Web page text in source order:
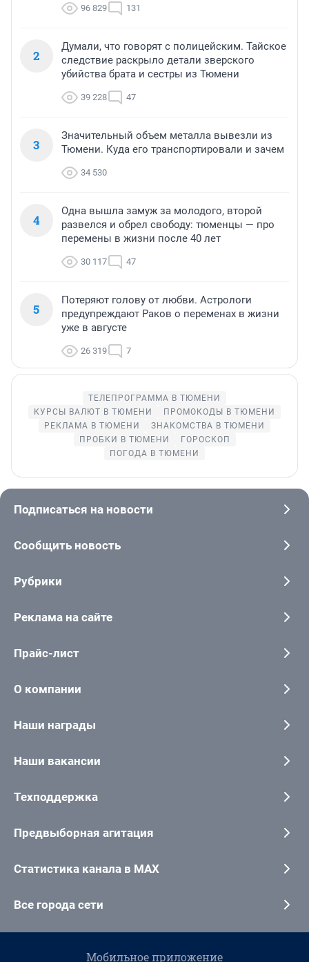
96 829 131
2
Думали, что говорят с полицейским. Тайское
следствие раскрыло детали зверского
убийства брата и сестры из Тюмени
39 228 47
3
Значительный объем металла вывезли из
Тюмени. Куда его транспортировали и зачем
34 530
4
Одна вышла замуж за молодого, второй
развелся и обрел свободу: тюменцы — про
перемены в жизни после 40 лет
30 117 47
5
Потеряют голову от любви. Астрологи
предупреждают Раков о переменах в жизни
уже в августе
26 319 7
ТЕЛЕПРОГРАММА В ТЮМЕНИ
КУРСЫ ВАЛЮТ В ТЮМЕНИ
ПРОМОКОДЫ В ТЮМЕНИ
РЕКЛАМА В ТЮМЕНИ
ЗНАКОМСТВА В ТЮМЕНИ
ПРОБКИ В ТЮМЕНИ
ГОРОСКОП
ПОГОДА В ТЮМЕНИ
Подписаться на новости
Сообщить новость
Рубрики
Реклама на сайте
Прайс-лист
О компании
Наши награды
Наши вакансии
Техподдержка
Предвыборная агитация
Статистика канала в MAX
Все города сети
Мобильное приложение